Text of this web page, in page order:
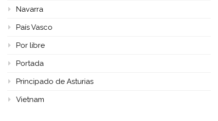
Navarra
País Vasco
Por libre
Portada
Principado de Asturias
Vietnam